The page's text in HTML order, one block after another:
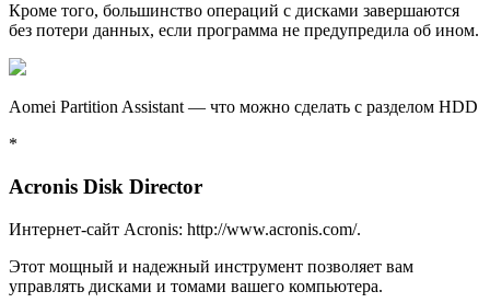
Кроме того, большинство операций с дисками завершаются
без потери данных, если программа не предупредила об ином.
Aomei Partition Assistant — что можно сделать с разделом HDD
*
Acronis Disk Director
Интернет-сайт Acronis: http://www.acronis.com/.
Этот мощный и надежный инструмент позволяет вам
управлять дисками и томами вашего компьютера.